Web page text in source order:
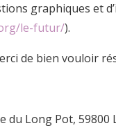
graphiques et
le-futur/).
de bien vouloir
du Long Pot, 59800